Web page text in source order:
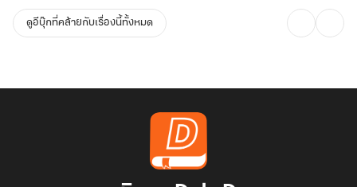
ดูอีบุ๊กที่คล้ายกับเรื่องนี้ทั้งหมด